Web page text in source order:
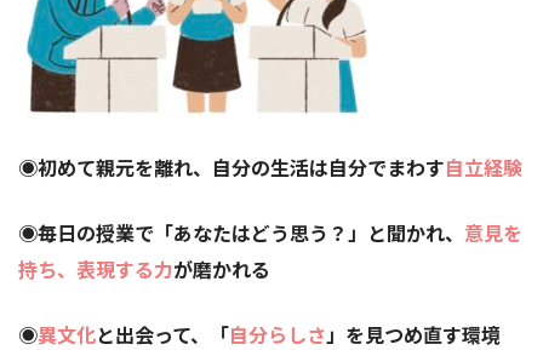
◉初めて親元を離れ、自分の生活は自分でまわす自立経験
◉毎日の授業で「あなたはどう思う？」と聞かれ、 意見を
持ち、表現する力が磨かれる
◉異文化と出会って、「自分らしさ 」を見つめ直す環境